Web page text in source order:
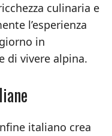
culinaria e
l’esperienza
in
di vivere alpina.
italiano crea